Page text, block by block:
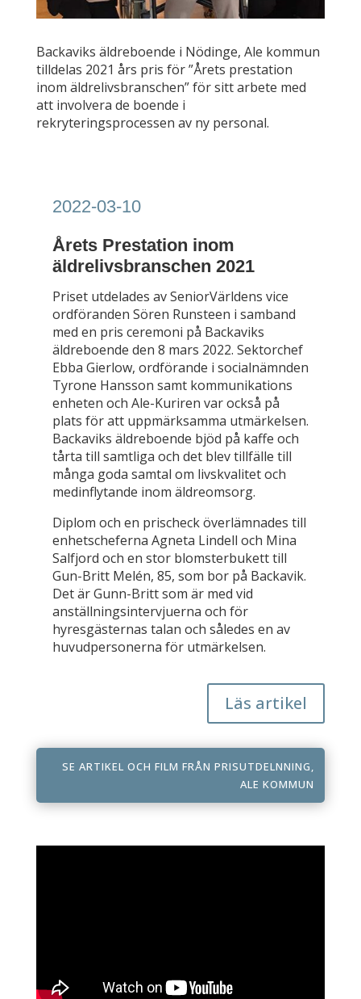
Backaviks äldreboende i Nödinge, Ale kommun
tilldelas 2021 års pris för ”Årets prestation
inom äldrelivsbranschen” för sitt arbete med
att involvera de boende i
rekryteringsprocessen av ny personal.
2022-03-10
Årets Prestation inom
äldrelivsbranschen 2021
Priset utdelades av SeniorVärldens vice
ordföranden Sören Runsteen i samband
med en pris ceremoni på Backaviks
äldreboende den 8 mars 2022. Sektorchef
Ebba Gierlow, ordförande i socialnämnden
Tyrone Hansson samt kommunikations
enheten och Ale-Kuriren var också på
plats för att uppmärksamma utmärkelsen.
Backaviks äldreboende bjöd på kaffe och
tårta till samtliga och det blev tillfälle till
många goda samtal om livskvalitet och
medinflytande inom äldreomsorg.
Diplom och en prischeck överlämnades till
enhetscheferna Agneta Lindell och Mina
Salfjord och en stor blomsterbukett till
Gun-Britt Melén, 85, som bor på Backavik.
Det är Gunn-Britt som är med vid
anställningsintervjuerna och för
hyresgästernas talan och således en av
huvudpersonerna för utmärkelsen.
Läs artikel
SE ARTIKEL OCH FILM FRÅN PRISUTDELNNING,
ALE KOMMUN